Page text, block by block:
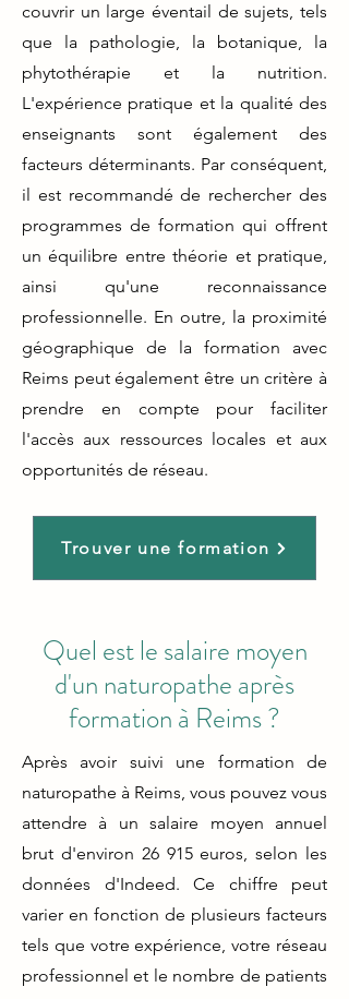
couvrir un large éventail de sujets, tels
que la pathologie, la botanique, la
phytothérapie et la nutrition.
L'expérience pratique et la qualité des
enseignants sont également des
facteurs déterminants. Par conséquent,
il est recommandé de rechercher des
programmes de formation qui offrent
un équilibre entre théorie et pratique,
ainsi qu'une reconnaissance
professionnelle. En outre, la proximité
géographique de la formation avec
Reims peut également être un critère à
prendre en compte pour faciliter
l'accès aux ressources locales et aux
opportunités de réseau.
Trouver une formation
Quel est le salaire moyen
d'un naturopathe après
formation à Reims ?
Après avoir suivi une formation de
naturopathe à Reims, vous pouvez vous
attendre à un salaire moyen annuel
brut d'environ 26 915 euros, selon les
données d'Indeed. Ce chiffre peut
varier en fonction de plusieurs facteurs
tels que votre expérience, votre réseau
professionnel et le nombre de patients